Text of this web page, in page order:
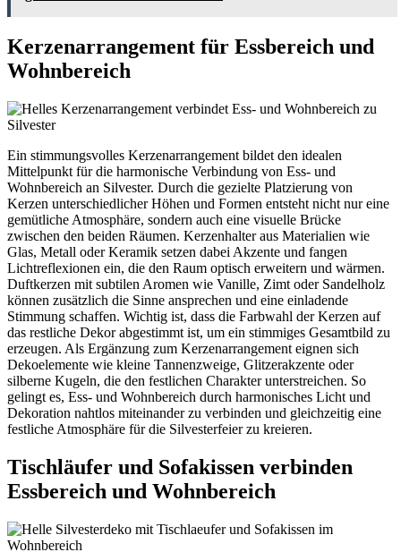
Kerzenarrangement für Essbereich und
Wohnbereich
Ein stimmungsvolles Kerzenarrangement bildet den idealen
Mittelpunkt für die harmonische Verbindung von Ess- und
Wohnbereich an Silvester. Durch die gezielte Platzierung von
Kerzen unterschiedlicher Höhen und Formen entsteht nicht nur eine
gemütliche Atmosphäre, sondern auch eine visuelle Brücke
zwischen den beiden Räumen. Kerzenhalter aus Materialien wie
Glas, Metall oder Keramik setzen dabei Akzente und fangen
Lichtreflexionen ein, die den Raum optisch erweitern und wärmen.
Duftkerzen mit subtilen Aromen wie Vanille, Zimt oder Sandelholz
können zusätzlich die Sinne ansprechen und eine einladende
Stimmung schaffen. Wichtig ist, dass die Farbwahl der Kerzen auf
das restliche Dekor abgestimmt ist, um ein stimmiges Gesamtbild zu
erzeugen. Als Ergänzung zum Kerzenarrangement eignen sich
Dekoelemente wie kleine Tannenzweige, Glitzerakzente oder
silberne Kugeln, die den festlichen Charakter unterstreichen. So
gelingt es, Ess- und Wohnbereich durch harmonisches Licht und
Dekoration nahtlos miteinander zu verbinden und gleichzeitig eine
festliche Atmosphäre für die Silvesterfeier zu kreieren.
Tischläufer und Sofakissen verbinden
Essbereich und Wohnbereich